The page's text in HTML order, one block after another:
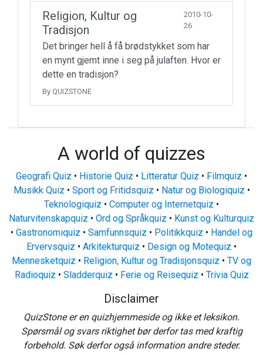
Religion, Kultur og
Tradisjon
2010-10-
26
Det bringer hell å få brødstykket som har
en mynt gjemt inne i seg på julaften. Hvor er
dette en tradisjon?
By QUIZSTONE
A world of quizzes
Geografi Quiz • Historie Quiz • Litteratur Quiz • Filmquiz •
Musikk Quiz • Sport og Fritidsquiz • Natur og Biologiquiz •
Teknologiquiz • Computer og Internetquiz •
Naturvitenskapquiz • Ord og Språkquiz • Kunst og Kulturquiz
• Gastronomiquiz • Samfunnsquiz • Politikkquiz • Handel og
Ervervsquiz • Arkitekturquiz • Design og Motequiz •
Mennesketquiz • Religion, Kultur og Tradisjonsquiz • TV og
Radioquiz • Sladderquiz • Ferie og Reisequiz • Trivia Quiz
Disclaimer
QuizStone er en quizhjemmeside og ikke et leksikon.
Spørsmål og svars riktighet bør derfor tas med kraftig
forbehold. Søk derfor også information andre steder.